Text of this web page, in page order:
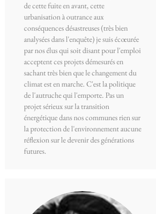
de cette fuite en avant, cette
urbanisation à outrance aux
conséquences désastreuses (très bien
analysées dans l'enquête) je suis écœurée
par nos élus qui soit disant pour l'emploi
acceptent ces projets démesurés en
sachant très bien que le changement du
climat est en marche. C'est la politique
de l'autruche qui l'emporte. Pas un
projet sérieux sur la transition
énergétique dans nos communes rien sur
la protection de l'environnement aucune
réflexion sur le devenir des générations
futures.